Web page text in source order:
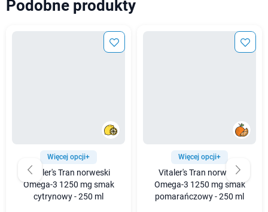
Podobne produkty
Więcej opcji+
Vitaler's Tran norweski
Omega-3 1250 mg smak
cytrynowy - 250 ml
Więcej opcji+
Vitaler's Tran norweski
Omega-3 1250 mg smak
pomarańczowy - 250 ml